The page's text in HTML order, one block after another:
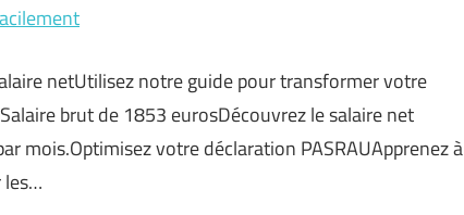
netUtilisez notre guide pour transformer votre
brut de 1853 eurosDécouvrez le salaire net
mois.Optimisez votre déclaration PASRAUApprenez à
les…